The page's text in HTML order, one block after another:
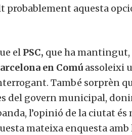
probablement aquesta
el PSC, que ha mantingut,
en Comú assoleixi
També sorprèn
del govern municipal,
l’opinió de la ciutat
mateixa enquesta